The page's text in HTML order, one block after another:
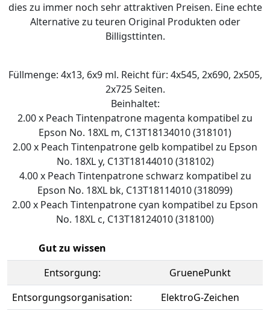
dies zu immer noch sehr attraktiven Preisen. Eine echte
Alternative zu teuren Original Produkten oder
Billigsttinten.
Füllmenge: 4x13, 6x9 ml. Reicht für: 4x545, 2x690, 2x505,
2x725 Seiten.
Beinhaltet:
2.00 x Peach Tintenpatrone magenta kompatibel zu
Epson No. 18XL m, C13T18134010 (318101)
2.00 x Peach Tintenpatrone gelb kompatibel zu Epson
No. 18XL y, C13T18144010 (318102)
4.00 x Peach Tintenpatrone schwarz kompatibel zu
Epson No. 18XL bk, C13T18114010 (318099)
2.00 x Peach Tintenpatrone cyan kompatibel zu Epson
No. 18XL c, C13T18124010 (318100)
Gut zu wissen
Entsorgung:
GruenePunkt
Entsorgungsorganisation:
ElektroG-Zeichen